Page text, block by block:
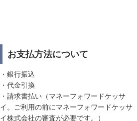
お支払方法について
・銀行振込
・代金引換
・請求書払い（マネーフォワードケッサ
イ。ご利用の前にマネーフォワードケッサ
イ株式会社の審査が必要です。）